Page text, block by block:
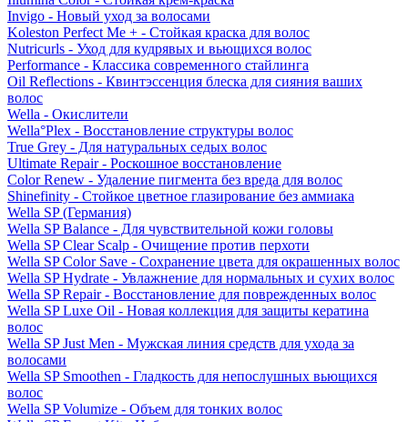
Invigo - Новый уход за волосами
Koleston Perfect Me + - Стойкая краска для волос
Nutricurls - Уход для кудрявых и вьющихся волос
Performance - Классика современного стайлинга
Oil Reflections - Квинтэссенция блеска для сияния ваших
волос
Wella - Окислители
Wella°Plex - Восстановление структуры волос
True Grey - Для натуральных седых волос
Ultimate Repair - Роскошное восстановление
Color Renew - Удаление пигмента без вреда для волос
Shinefinity - Стойкое цветное глазирование без аммиака
Wella SP (Германия)
Wella SP Balance - Для чувствительной кожи головы
Wella SP Clear Scalp - Очищение против перхоти
Wella SP Color Save - Сохранение цвета для окрашенных волос
Wella SP Hydrate - Увлажнение для нормальных и сухих волос
Wella SP Repair - Восстановление для поврежденных волос
Wella SP Luxe Oil - Новая коллекция для защиты кератина
волос
Wella SP Just Men - Мужская линия средств для ухода за
волосами
Wella SP Smoothen - Гладкость для непослушных вьющихся
волос
Wella SP Volumize - Объем для тонких волос